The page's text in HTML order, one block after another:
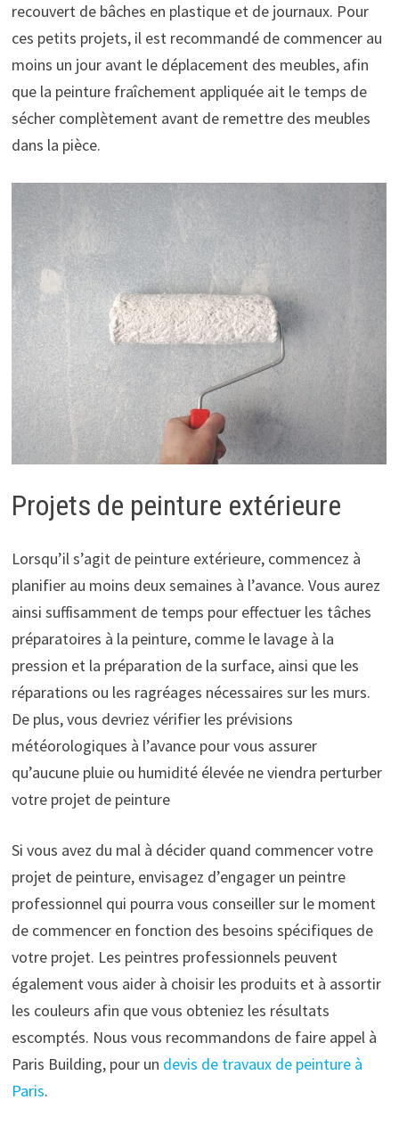
recouvert de bâches en plastique et de journaux. Pour
ces petits projets, il est recommandé de commencer au
moins un jour avant le déplacement des meubles, afin
que la peinture fraîchement appliquée ait le temps de
sécher complètement avant de remettre des meubles
dans la pièce.
Projets de peinture extérieure
Lorsqu’il s’agit de peinture extérieure, commencez à
planifier au moins deux semaines à l’avance. Vous aurez
ainsi suffisamment de temps pour effectuer les tâches
préparatoires à la peinture, comme le lavage à la
pression et la préparation de la surface, ainsi que les
réparations ou les ragréages nécessaires sur les murs.
De plus, vous devriez vérifier les prévisions
météorologiques à l’avance pour vous assurer
qu’aucune pluie ou humidité élevée ne viendra perturber
votre projet de peinture
Si vous avez du mal à décider quand commencer votre
projet de peinture, envisagez d’engager un peintre
professionnel qui pourra vous conseiller sur le moment
de commencer en fonction des besoins spécifiques de
votre projet. Les peintres professionnels peuvent
également vous aider à choisir les produits et à assortir
les couleurs afin que vous obteniez les résultats
escomptés. Nous vous recommandons de faire appel à
Paris Building, pour un devis de travaux de peinture à
Paris.